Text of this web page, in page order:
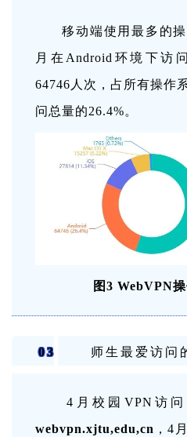
移动端使用最多的
月在Android环境下访
64746人次，占所有操作
问总量的26.4%。
图3 WebVPN
03 师生最爱访问
4月校园VPN访
webvpn.xjtu,edu,cn ，4